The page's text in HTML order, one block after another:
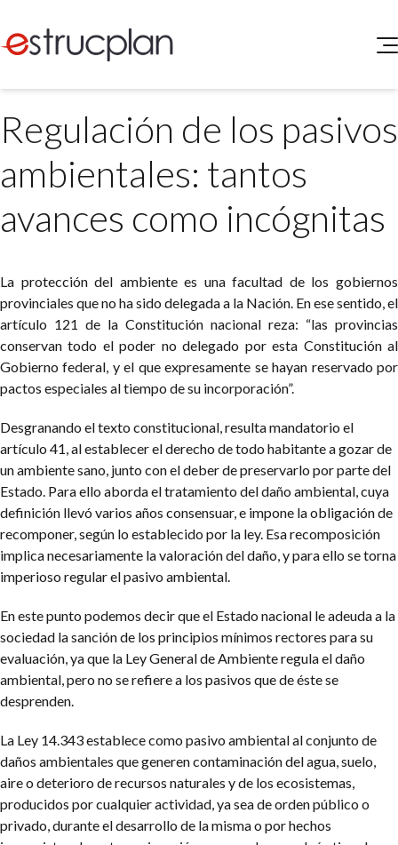
SERVICIOS
Higiene y Seguridad
Medio Ambiente
Legislación
NOVEDADES
INGRESAR
Matriz Profesional
Regulación de los pasivos
ambientales: tantos
avances como incógnitas
La protección del ambiente es una facultad de los gobiernos
provinciales que no ha sido delegada a la Nación. En ese sentido, el
artículo 121 de la Constitución nacional reza: “las provincias
conservan todo el poder no delegado por esta Constitución al
Gobierno federal, y el que expresamente se hayan reservado por
pactos especiales al tiempo de su incorporación”.
Desgranando el texto constitucional, resulta mandatorio el
artículo 41, al establecer el derecho de todo habitante a gozar de
un ambiente sano, junto con el deber de preservarlo por parte del
Estado. Para ello aborda el tratamiento del daño ambiental, cuya
definición llevó varios años consensuar, e impone la obligación de
recomponer, según lo establecido por la ley. Esa recomposición
implica necesariamente la valoración del daño, y para ello se torna
imperioso regular el pasivo ambiental.
En este punto podemos decir que el Estado nacional le adeuda a la
sociedad la sanción de los principios mínimos rectores para su
evaluación, ya que la Ley General de Ambiente regula el daño
ambiental, pero no se refiere a los pasivos que de éste se
desprenden.
La Ley 14.343 establece como pasivo ambiental al conjunto de
daños ambientales que generen contaminación del agua, suelo,
aire o deterioro de recursos naturales y de los ecosistemas,
producidos por cualquier actividad, ya sea de orden público o
privado, durante el desarrollo de la misma o por hechos